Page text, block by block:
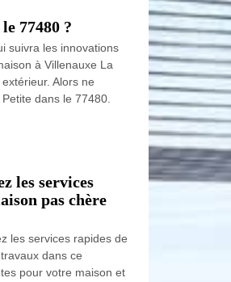
77480 ?
suivra les innovations
à Villenauxe La
Alors ne
dans le 77480.
les services
pas chère
les services rapides de
dans ce
pour votre maison et